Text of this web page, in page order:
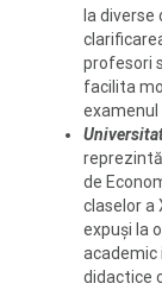
la diverse
profesori
facilita
examenul
de
claselor a
expuși la
academic
didactice